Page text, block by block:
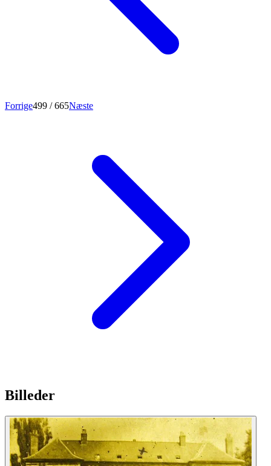
Forrige499 / 665Næste
Billeder